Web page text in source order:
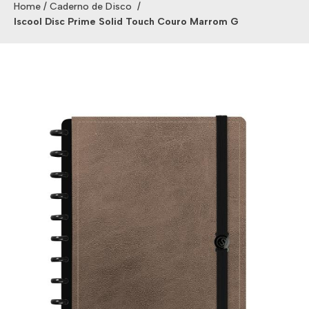
Home / Caderno de Disco /
Iscool Disc Prime Solid Touch Couro Marrom G